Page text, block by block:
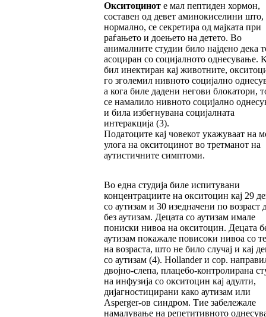
Окситоциноте мал пептиден хормон,
составен од девет аминокиселини што,
нормално, се секретира од мајката при
раѓањето и доењето на детето. Во
анималните студии било најдено дека
асоциран со социјалното однесување.
бил инектиран кај животните,
го зголемил нивното социјално
а кога биле дадени негови блокатори,
се намалило нивното социјално
и била избегнувана социјалната
интеракција (3).
Податоците кај човекот укажуваат на
улога на окситоцинот во третманот на
аутистичните симптоми.
Во една студија биле испитувани
концентрациите на окситоцин кај 29
со аутизам и 30 изедначени по возраст
без аутизам. Децата со аутизам имале
пониски нивоа на окситоцин. Децата
аутизам покажале повисоки нивоа со
на возраста, што не било случај и кај
со аутизам (4). Hollander и сор.
двојно-слепа, плацебо-контролирана
на инфузија со окситоцин кај адулти,
дијагностицирани како аутизам или
Asperger-ов синдром. Тие забележале
намалување на репетитивното